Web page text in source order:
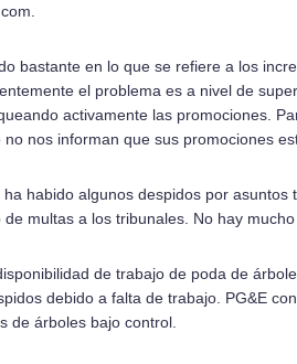
bastante en lo que se refiere a los
el problema es a nivel de
activamente las promociones.
nos informan que sus promociones
habido algunos despidos por
de multas a los tribunales. No hay
de trabajo de poda de
debido a falta de trabajo. PG&E
de árboles bajo control.